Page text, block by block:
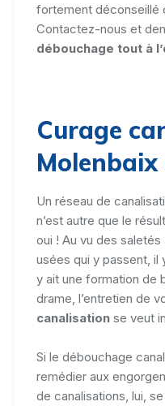
fortement déconseillé
Contactez-nous et
débouchage tout à
Curage
Molenbaix
Un réseau de
n’est autre que le
oui ! Au vu des
usées qui y passent, il
y ait une formation de
drame, l’entretien de
canalisation se veut
Si le débouchage
remédier aux
de canalisations, lui,